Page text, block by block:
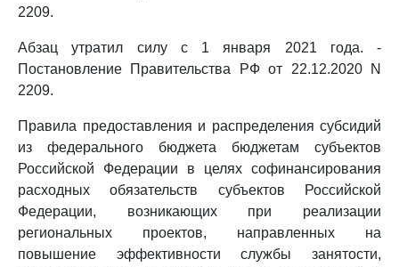
2209.
Абзац утратил силу с 1 января 2021 года. -
Постановление Правительства РФ от 22.12.2020 N
2209.
Правила предоставления и распределения субсидий
из федерального бюджета бюджетам субъектов
Российской Федерации в целях софинансирования
расходных обязательств субъектов Российской
Федерации, возникающих при реализации
региональных проектов, направленных на
повышение эффективности службы занятости,